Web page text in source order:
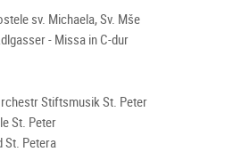
sv. Michaela, Sv. Mše
- Missa in C-dur
Stiftsmusik St. Peter
St. Peter
St. Petera